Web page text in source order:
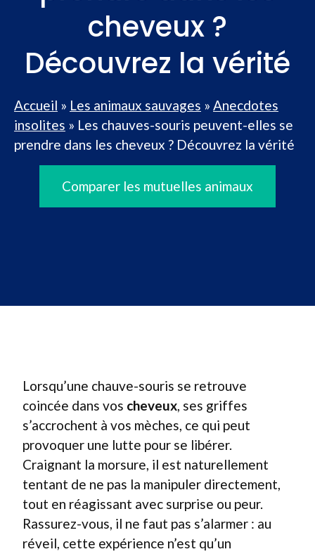
cheveux ?
Découvrez la vérité
Accueil » Les animaux sauvages » Anecdotes
insolites » Les chauves-souris peuvent-elles se
prendre dans les cheveux ? Découvrez la vérité
Comparer les mutuelles animaux
Lorsqu’une chauve-souris se retrouve
coincée dans vos cheveux, ses griffes
s’accrochent à vos mèches, ce qui peut
provoquer une lutte pour se libérer.
Craignant la morsure, il est naturellement
tentant de ne pas la manipuler directement,
tout en réagissant avec surprise ou peur.
Rassurez-vous, il ne faut pas s’alarmer : au
réveil, cette expérience n’est qu’un